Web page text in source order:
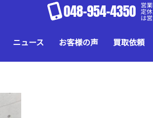
048-954-4350 営
定
は
ニュース お客様の声 買取依頼